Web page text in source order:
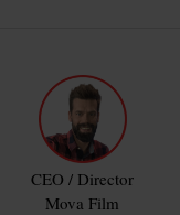
CEO / Director
Mova Film